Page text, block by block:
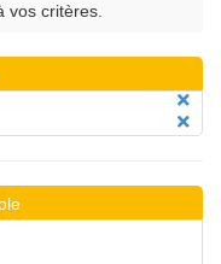
vos critères.